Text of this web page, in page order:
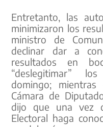
Entretanto, las
minimizaron los
ministro de
declinar dar a
resultados en
“deslegitimar”
domingo;
Cámara de
dijo que una vez
Electoral haga